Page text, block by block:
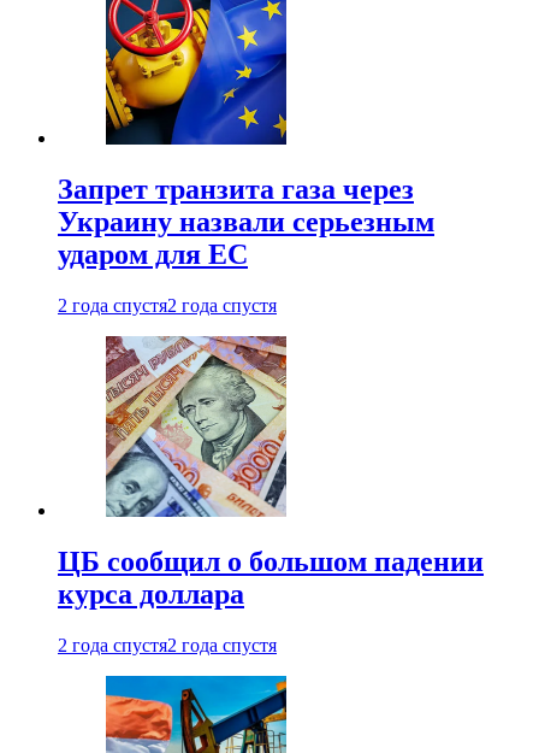
Запрет транзита газа через
Украину назвали серьезным
ударом для ЕС
2 года спустя2 года спустя
ЦБ сообщил о большом падении
курса доллара
2 года спустя2 года спустя